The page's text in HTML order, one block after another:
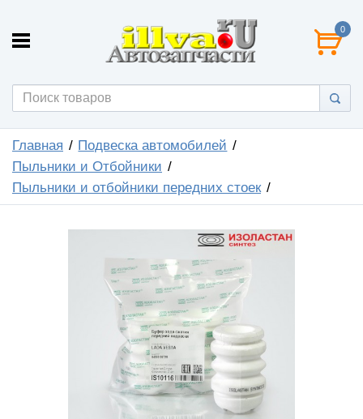
0
Главная
Подвеска автомобилей
Пыльники и Отбойники
Пыльники и отбойники передних стоек